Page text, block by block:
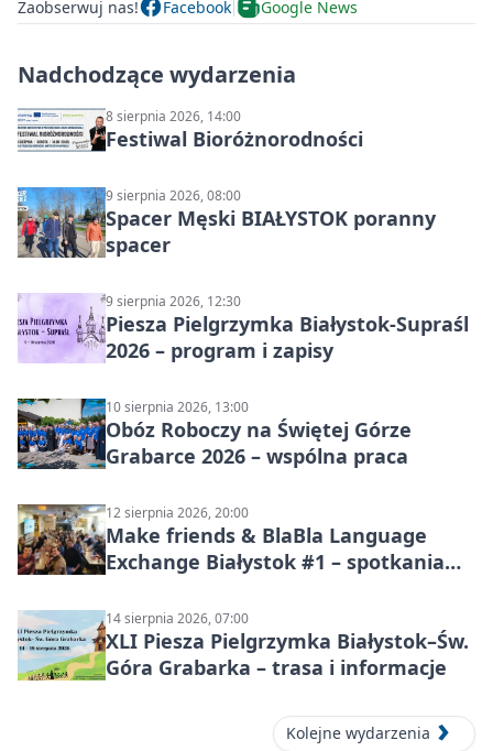
Zaobserwuj nas! Facebook Google News
Nadchodzące wydarzenia
8 sierpnia 2026, 14:00
Festiwal Bioróżnorodności
9 sierpnia 2026, 08:00
Spacer Męski BIAŁYSTOK poranny
spacer
9 sierpnia 2026, 12:30
Piesza Pielgrzymka Białystok-Supraśl
2026 – program i zapisy
10 sierpnia 2026, 13:00
Obóz Roboczy na Świętej Górze
Grabarce 2026 – wspólna praca
12 sierpnia 2026, 20:00
Make friends & BlaBla Language
Exchange Białystok #1 – spotkania
14 sierpnia 2026, 07:00
XLI Piesza Pielgrzymka Białystok–Św.
Góra Grabarka – trasa i informacje
Kolejne wydarzenia